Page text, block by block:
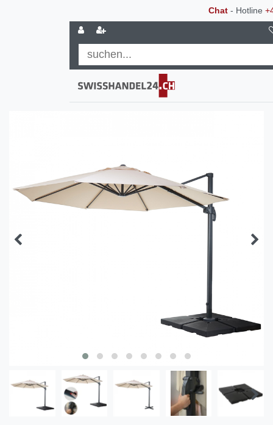
Chat- Hotline